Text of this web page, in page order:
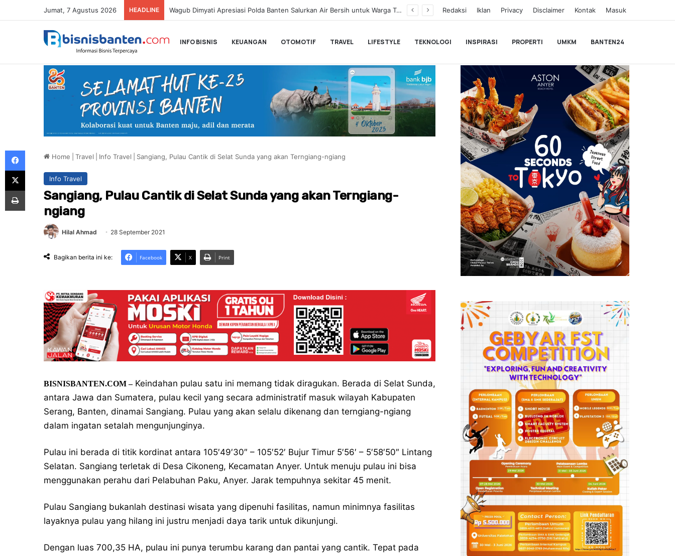
Jumat, 7 Agustus 2026 HEADLINE Gubernur Banten Andra Soni Lepas Tim Banteng Banten ke Turnamen Nasional Soekarno Cup Redaksi Iklan Privacy Disclaimer Kontak Masuk
INFO BISNIS KEUANGAN OTOMOTIF TRAVEL LIFESTYLE TEKNOLOGI INSPIRASI PROPERTI UMKM BANTEN24
Home Travel Info Travel Sangiang, Pulau Cantik di Selat Sunda yang akan Terngiang-ngiang
Info Travel
Sangiang, Pulau Cantik di Selat Sunda yang akan Terngiang-
ngiang
Hilal Ahmad 28 September 2021
Bagikan berita ini ke: Facebook X Print
BISNISBANTEN.COM –Keindahan pulau satu ini memang tidak diragukan. Berada di Selat Sunda,
antara Jawa dan Sumatera, pulau kecil yang secara administratif masuk wilayah Kabupaten
Serang, Banten, dinamai Sangiang. Pulau yang akan selalu dikenang dan terngiang-ngiang
dalam ingatan setalah mengunjunginya.
Pulau ini berada di titik kordinat antara 105′49′30″ – 105′52′ Bujur Timur 5′56′ – 5′58′50″ Lintang
Selatan. Sangiang terletak di Desa Cikoneng, Kecamatan Anyer. Untuk menuju pulau ini bisa
menggunakan perahu dari Pelabuhan Paku, Anyer. Jarak tempuhnya sekitar 45 menit.
Pulau Sangiang bukanlah destinasi wisata yang dipenuhi fasilitas, namun minimnya fasilitas
layaknya pulau yang hilang ini justru menjadi daya tarik untuk dikunjungi.
Dengan luas 700,35 HA, pulau ini punya terumbu karang dan pantai yang cantik. Tepat pada